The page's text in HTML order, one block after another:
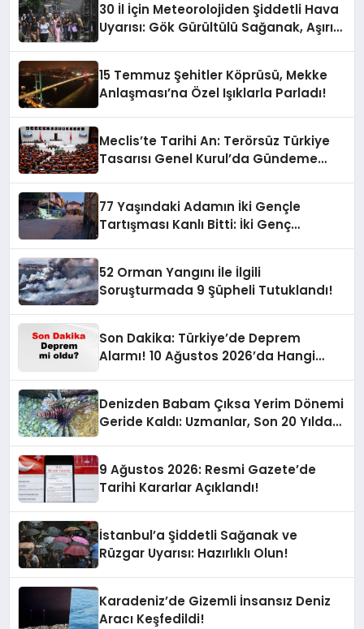
30 İl İçin Meteorolojiden Şiddetli Hava
Uyarısı: Gök Gürültülü Sağanak, Aşırı
15 Temmuz Şehitler Köprüsü, Mekke
Anlaşması’na Özel Işıklarla Parladı!
Meclis’te Tarihi An: Terörsüz Türkiye
Tasarısı Genel Kurul’da Gündeme
77 Yaşındaki Adamın İki Gençle
Tartışması Kanlı Bitti: İki Genç
52 Orman Yangını İle İlgili
Soruşturmada 9 Şüpheli Tutuklandı!
Son Dakika: Türkiye’de Deprem
Alarmı! 10 Ağustos 2026’da Hangi
Denizden Babam Çıksa Yerim Dönemi
Geride Kaldı: Uzmanlar, Son 20 Yılda
9 Ağustos 2026: Resmi Gazete’de
Tarihi Kararlar Açıklandı!
İstanbul’a Şiddetli Sağanak ve
Rüzgar Uyarısı: Hazırlıklı Olun!
Karadeniz’de Gizemli İnsansız Deniz
Aracı Keşfedildi!